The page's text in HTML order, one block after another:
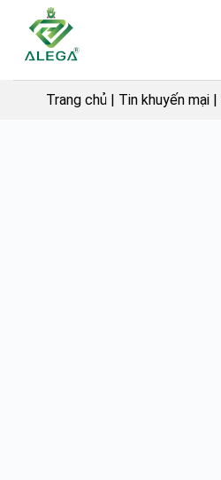
content
Trang chủ | Tin khuyến mại |